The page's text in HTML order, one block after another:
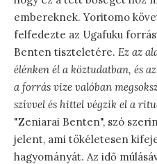
embereknek. Yoritomo
felfedezte az Ugafuku
Benten tiszteletére. Ez az
élénken él a köztudatban, és
a forrás vize valóban
szívvel és hittel végzik el a
"Zeniarai Benten", szó
jelent, ami tökéletesen
hagyományát. Az idő